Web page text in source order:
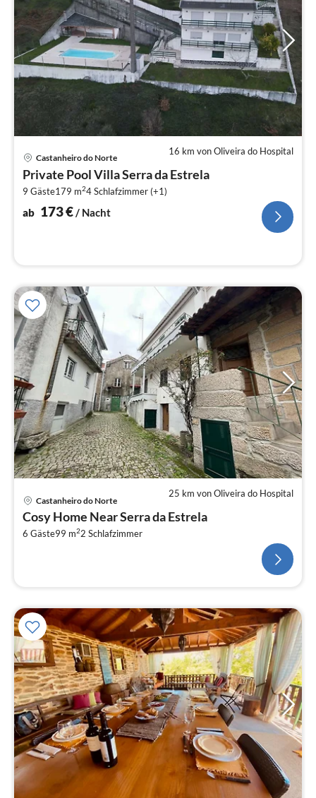
16 km von Oliveira do Hospital
Castanheiro do Norte
Private Pool Villa Serra da Estrela
9 Gäste179 m24Schlafzimmer (+1)
ab 173€/ Nacht
25 km von Oliveira do Hospital
Castanheiro do Norte
Cosy Home Near Serra da Estrela
6 Gäste99 m22 Schlafzimmer